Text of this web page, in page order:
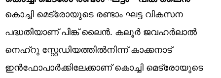
കൊച്ചി മെട്രോയുടെ രണ്ടാം ഘട്ട വികസന
പദ്ധതിയാണ് പിങ്ക് ലൈൻ. കലൂർ ജവഹർലാൽ
നെഹ്റു സ്റ്റേഡിയത്തിൽനിന്ന് കാക്കനാട്
ഇൻഫോപാർക്കിലേക്കാണ് കൊച്ചി മെട്രോയുടെ